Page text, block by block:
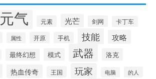
元气 元素 光芒 剑网 卡丁车
属性 开原 手机 技能 攻略
最终幻想 模式 武器 洛克
热血传奇 王国 玩家 电脑 的人